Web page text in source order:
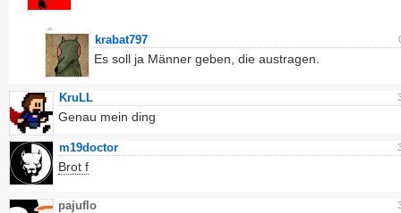
krabat797
Es soll ja Männer geben, die austragen.
KruLL
Genau mein ding
m19doctor
Brot f
pajuflo